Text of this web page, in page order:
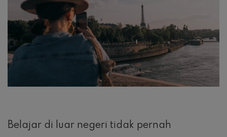
Belajar di luar negeri tidak pernah